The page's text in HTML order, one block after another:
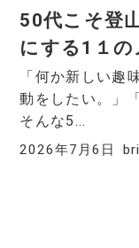
50代こそ登
にする1１の
「何か新しい趣
動をしたい。」
そんな5...
2026年7月6日